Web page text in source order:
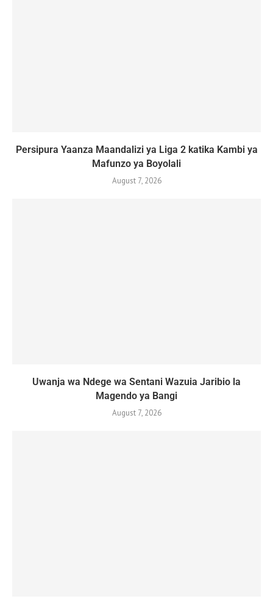
Persipura Yaanza Maandalizi ya Liga 2 katika Kambi ya
Mafunzo ya Boyolali
August 7, 2026
Uwanja wa Ndege wa Sentani Wazuia Jaribio la
Magendo ya Bangi
August 7, 2026